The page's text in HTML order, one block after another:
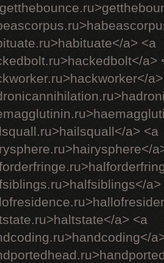
a> <a
a>
a> <a
a>
a> <a